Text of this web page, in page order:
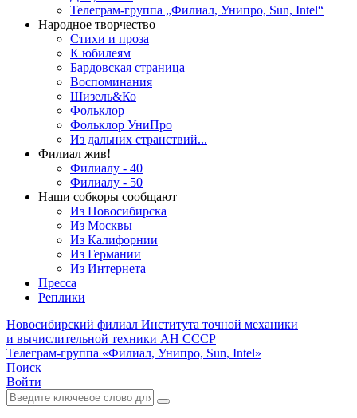
Телеграм-группа „Филиал, Унипро, Sun, Intel“
Народное творчество
Стихи и проза
К юбилеям
Бардовская страница
Воспоминания
Шизель&Ко
Фольклор
Фольклор УниПро
Из дальних странствий...
Филиал жив!
Филиалу - 40
Филиалу - 50
Наши собкоры сообщают
Из Новосибирска
Из Москвы
Из Калифорнии
Из Германии
Из Интернета
Пресса
Реплики
Новосибирский филиал Института точной механики
и вычислительной техники АН СССР
Телеграм-группа «Филиал, Унипро, Sun, Intel»
Поиск
Войти